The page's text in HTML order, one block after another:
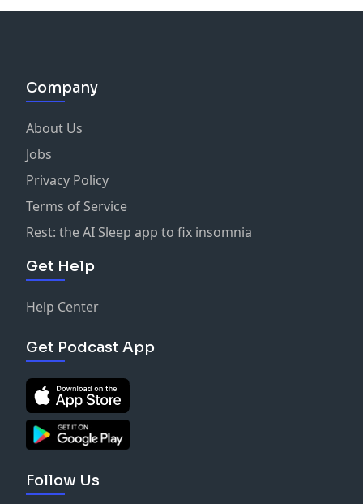
Company
About Us
Jobs
Privacy Policy
Terms of Service
Rest: the AI Sleep app to fix insomnia
Get Help
Help Center
Get Podcast App
Follow Us